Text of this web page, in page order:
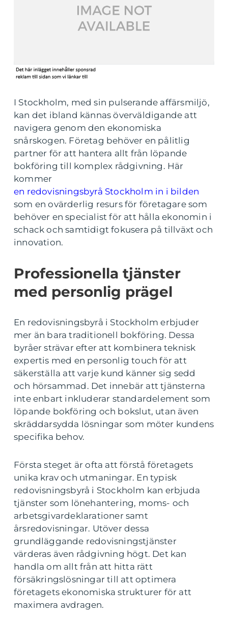
I Stockholm, med sin pulserande affärsmiljö,
kan det ibland kännas överväldigande att
navigera genom den ekonomiska
snårskogen. Företag behöver en pålitlig
partner för att hantera allt från löpande
bokföring till komplex rådgivning. Här
kommer
en redovisningsbyrå Stockholm in i bilden
som en ovärderlig resurs för företagare som
behöver en specialist för att hålla ekonomin i
schack och samtidigt fokusera på tillväxt och
innovation.
Professionella tjänster
med personlig prägel
En redovisningsbyrå i Stockholm erbjuder
mer än bara traditionell bokföring. Dessa
byråer strävar efter att kombinera teknisk
expertis med en personlig touch för att
säkerställa att varje kund känner sig sedd
och hörsammad. Det innebär att tjänsterna
inte enbart inkluderar standardelement som
löpande bokföring och bokslut, utan även
skräddarsydda lösningar som möter kundens
specifika behov.
Första steget är ofta att förstå företagets
unika krav och utmaningar. En typisk
redovisningsbyrå i Stockholm kan erbjuda
tjänster som lönehantering, moms- och
arbetsgivardeklarationer samt
årsredovisningar. Utöver dessa
grundläggande redovisningstjänster
värderas även rådgivning högt. Det kan
handla om allt från att hitta rätt
försäkringslösningar till att optimera
företagets ekonomiska strukturer för att
maximera avdragen.